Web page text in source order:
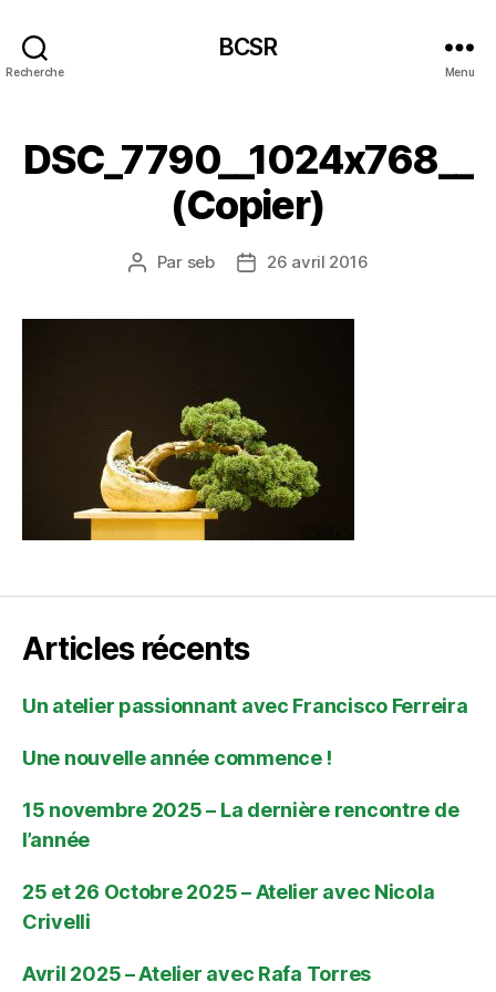
Recherche
BCSR
Menu
DSC_7790__1024x768__
(Copier)
Auteur
Par seb
Date26 avril 2016
Articles récents
Un atelier passionnant avec Francisco Ferreira
Une nouvelle année commence !
15 novembre 2025 – La dernière rencontre de
l’année
25 et 26 Octobre 2025 – Atelier avec Nicola
Crivelli
Avril 2025 – Atelier avec Rafa Torres